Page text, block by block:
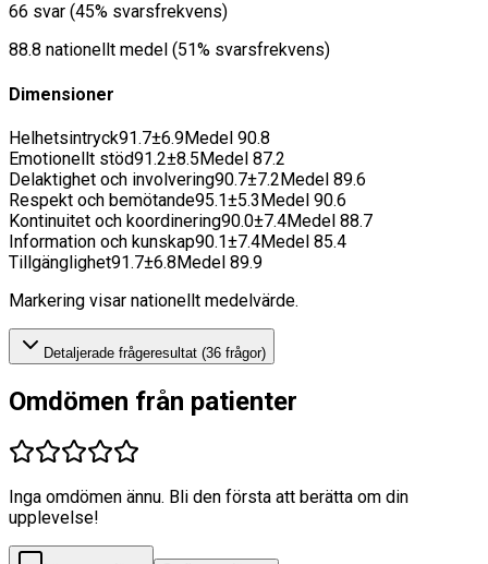
66 svar (45% svarsfrekvens)
88.8 nationellt medel (51% svarsfrekvens)
Dimensioner
Helhetsintryck91.7±6.9Medel 90.8
Emotionellt stöd91.2±8.5Medel 87.2
Delaktighet och involvering90.7±7.2Medel 89.6
Respekt och bemötande95.1±5.3Medel 90.6
Kontinuitet och koordinering90.0±7.4Medel 88.7
Information och kunskap90.1±7.4Medel 85.4
Tillgänglighet91.7±6.8Medel 89.9
Markering visar nationellt medelvärde.
Detaljerade frågeresultat (36 frågor)
Omdömen från patienter
Inga omdömen ännu. Bli den första att berätta om din
upplevelse!